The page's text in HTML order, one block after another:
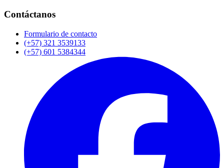
Contáctanos
Formulario de contacto
(+57) 321 3539133
(+57) 601 5384344